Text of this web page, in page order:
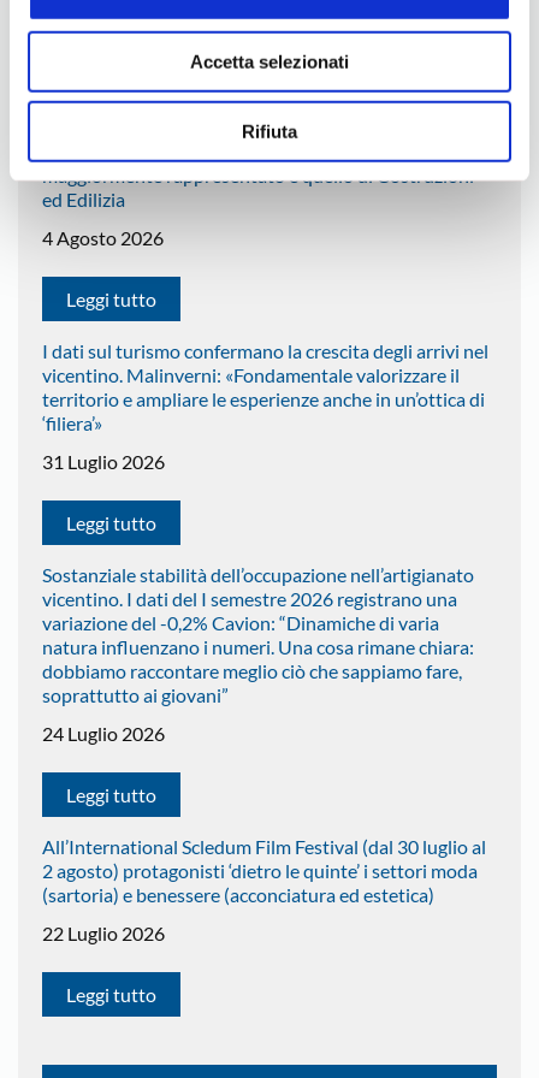
Accetta selezionati
Rifiuta
Ultimi Comunicati Vicenza
Artigianato multietnico. Sono 3.561 le imprese
maggiormente rappresentato è quello di Costruzioni
ed Edilizia
4 Agosto 2026
Leggi tutto
I dati sul turismo confermano la crescita degli arrivi nel
vicentino. Malinverni: «Fondamentale valorizzare il
territorio e ampliare le esperienze anche in un’ottica di
‘filiera’»
31 Luglio 2026
Leggi tutto
Sostanziale stabilità dell’occupazione nell’artigianato
vicentino. I dati del I semestre 2026 registrano una
variazione del -0,2% Cavion: “Dinamiche di varia
natura influenzano i numeri. Una cosa rimane chiara:
dobbiamo raccontare meglio ciò che sappiamo fare,
soprattutto ai giovani”
24 Luglio 2026
Leggi tutto
All’International Scledum Film Festival (dal 30 luglio al
2 agosto) protagonisti ‘dietro le quinte’ i settori moda
(sartoria) e benessere (acconciatura ed estetica)
22 Luglio 2026
Leggi tutto